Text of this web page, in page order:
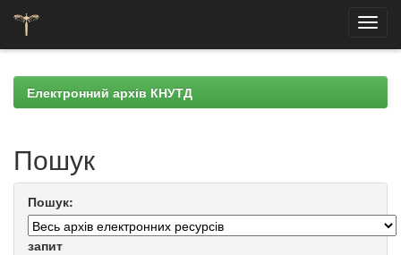
navigationЕлектронний архів КНУТД
Пошук
Пошук:
запит